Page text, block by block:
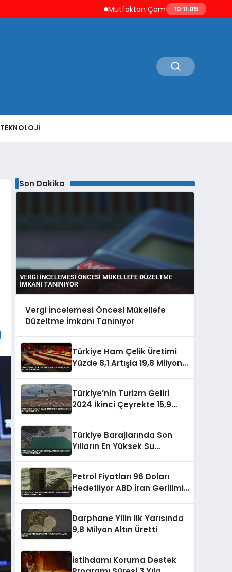
Mutfaktan Çamaşır Odasına Evin
10:11:06
TEKNOLOJI
Son Dakika
Vergi İncelemesi Öncesi Mükellefe
Düzeltme İmkanı Tanınıyor
Türkiye Ham Çelik Üretimi
Yüzde 8,1 Artışla 19,8 Milyon
Türkiye’nin Turizm Geliri
2024 İkinci Çeyrekte 15,9
Türkiye Barajlarında Son
Yılların En Yüksek Su
Petrol Fiyatları 96 Doları
Hedefliyor ABD İran Gerilimi
Darphane Yilin Ilk Yarısında
9,8 Milyon Altın Üretti
İstihdamı Koruma Destek